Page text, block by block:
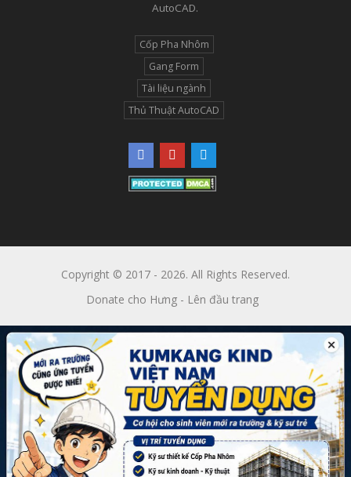
AutoCAD.
Cốp Pha Nhôm
Gang Form
Tài liệu ngành
Thủ Thuật AutoCAD
Copyright © 2017 - 2026. All Rights Reserved.
Donate cho Hưng- Lên đầu trang